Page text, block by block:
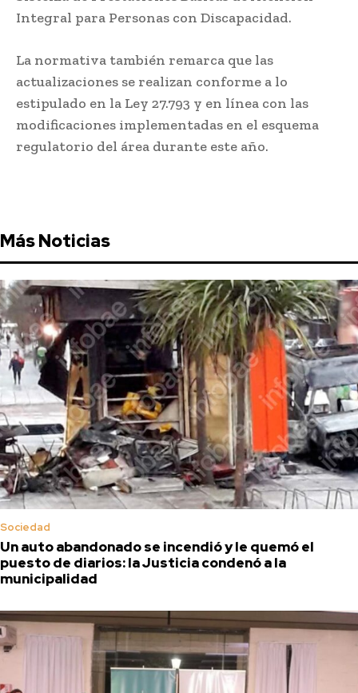
Integral para Personas con Discapacidad.
La normativa también remarca que las
actualizaciones se realizan conforme a lo
estipulado en la Ley 27.793 y en línea con las
modificaciones implementadas en el esquema
regulatorio del área durante este año.
Más Noticias
Sociedad
Un auto abandonado se incendió y le quemó el
puesto de diarios: la Justicia condenó a la
municipalidad